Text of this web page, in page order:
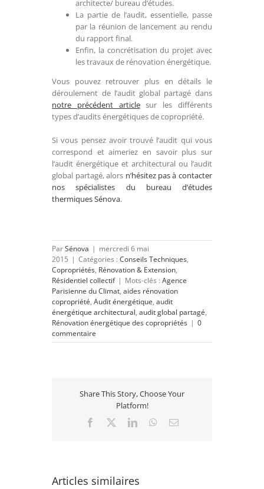
architecte/ bureau d’études.
La partie de l’audit, essentielle, passe
par la réunion de lancement au rendu
du rapport final.
Enfin, la concrétisation du projet avec
les travaux de rénovation énergétique.
Vous pouvez retrouver plus en détails le
déroulement de l’audit global partagé dans
notre précédent articlesur les différents
types d’audits énergétiques de copropriété.
Si vous pensez avoir trouvé l’audit qui vous
correspond et aimeriez en savoir plus sur
l’audit énergétique et architectural ou l’audit
global partagé, alors n’hésitez pas à contacter
nos spécialistes du bureau d’études
thermiques Sénova.
ParSénova | mercredi 6 mai
2015 | Catégories :Conseils Techniques,
Copropriétés, Rénovation & Extension,
Résidentiel collectif | Mots-clés :Agence
Parisienne du Climat,aides rénovation
copropriété,Audit énergétique,audit
énergétique architectural,audit global partagé,
Rénovation énergétique des copropriétés | 0
commentaire
Share This Story, Choose Your
Platform!
Facebook LinkedInWhatsApp
Email
Articles similaires